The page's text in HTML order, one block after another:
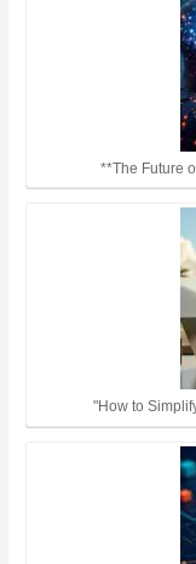
**The Future
"How to